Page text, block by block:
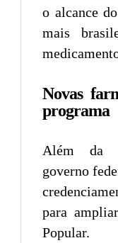
o alcance
mais
Novas
programa
Além da
governo
para
Popular.